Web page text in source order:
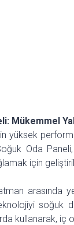
Mükemmel
yüksek
Oda
için
arasında
soğuk
kullanarak, iç